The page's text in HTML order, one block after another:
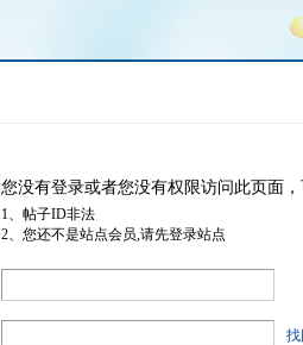
您没有登录或者您没有权限访问此页面
1、帖子ID非法
2、您还不是站点会员,请先登录站点